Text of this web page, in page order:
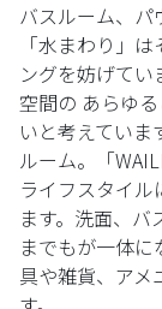
バスルーム、パ
「水まわり」
ングを妨げてい
空間の あらゆ
いと考えていま
ルーム。「
ライフスタイ
ます。洗面、
までもが一体
具や雑貨、アメ